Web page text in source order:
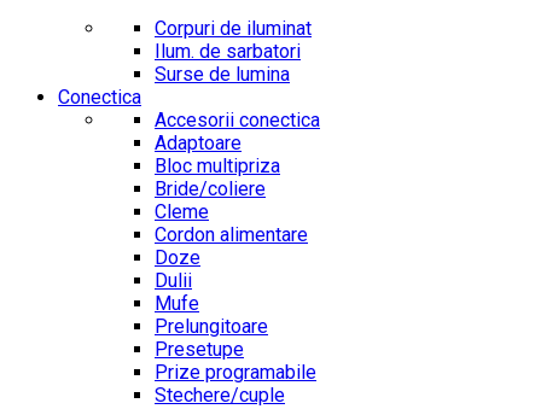
Corpuri de iluminat
Ilum. de sarbatori
Surse de lumina
Conectica
Accesorii conectica
Adaptoare
Bloc multipriza
Bride/coliere
Cleme
Cordon alimentare
Doze
Dulii
Mufe
Prelungitoare
Presetupe
Prize programabile
Stechere/cuple